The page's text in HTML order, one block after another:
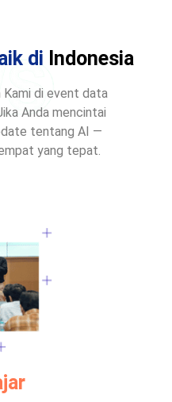
di Indonesia
Kami di event data
Anda mencintai
tentang AI —
yang tepat.